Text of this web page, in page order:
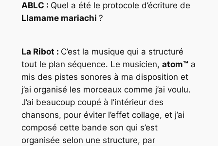
ABLC : Quel a été le protocole d’écriture de
Llamame mariachi ?
La Ribot : C’est la musique qui a structuré
tout le plan séquence. Le musicien, atom™a
mis des pistes sonores à ma disposition et
j’ai organisé les morceaux comme j’ai voulu.
J’ai beaucoup coupé à l’intérieur des
chansons, pour éviter l’effet collage, et j’ai
composé cette bande son qui s’est
organisée selon une structure, par